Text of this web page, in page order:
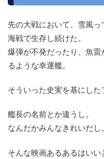
先の大戦において、雪風っ
海戦で生存し続けた。
爆弾が不発だったり、魚
るような幸運艦。
そういった史実を基にした
艦長の名前とか違うし。
なんだかみんなきれいだし
そんな映画あるあるはい